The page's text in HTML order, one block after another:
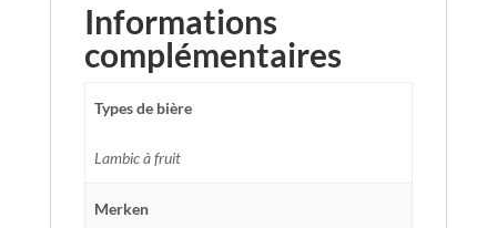
Informations
complémentaires
Types de bière
Lambic à fruit
Merken